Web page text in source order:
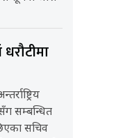
सम्बन्धित
सचिव